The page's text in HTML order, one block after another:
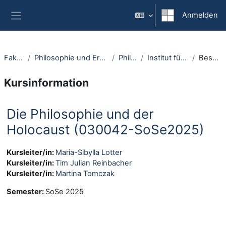
Anmelden
Fakultäten Philosophie und Erziehungswissenschaft Philosophie Institut für Philosophie I Beschreibung
Kursinformation
Die Philosophie und der
Holocaust (030042-SoSe2025)
Kursleiter/in: Maria-Sibylla Lotter
Kursleiter/in:Tim Julian Reinbacher
Kursleiter/in: Martina Tomczak
Semester: SoSe 2025